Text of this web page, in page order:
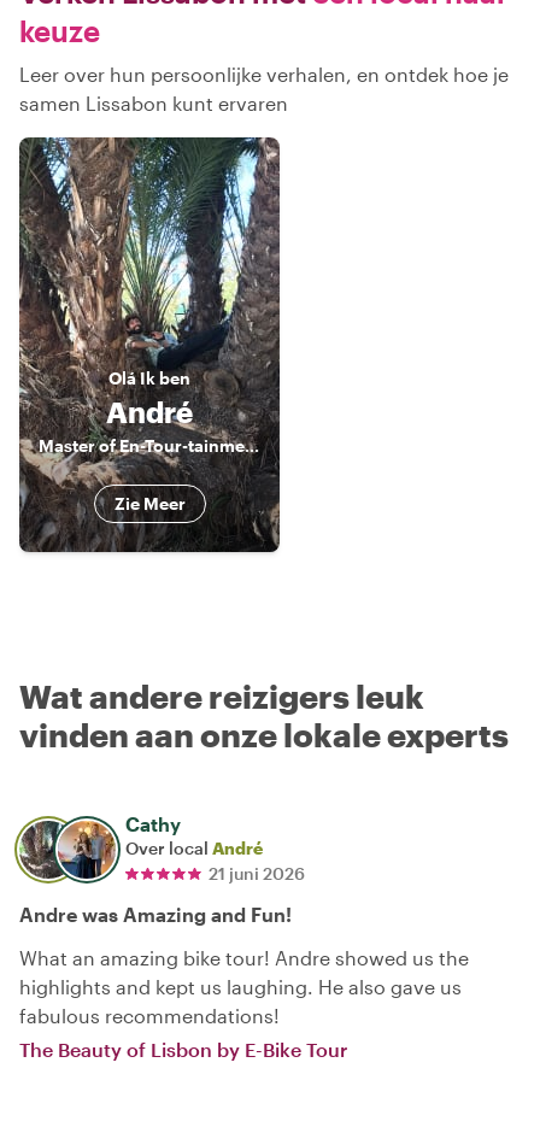
keuze
Leer over hun persoonlijke verhalen, en ontdek hoe je
samen Lissabon kunt ervaren
OláIk ben
André
Master of En-Tour-tainment
Zie Meer
Wat andere reizigers leuk
vinden aan onze lokale experts
Cathy
Over local André
21 juni 2026
Andre was Amazing and Fun!
What an amazing bike tour! Andre showed us the
highlights and kept us laughing. He also gave us
fabulous recommendations!
The Beauty of Lisbon by E-Bike Tour